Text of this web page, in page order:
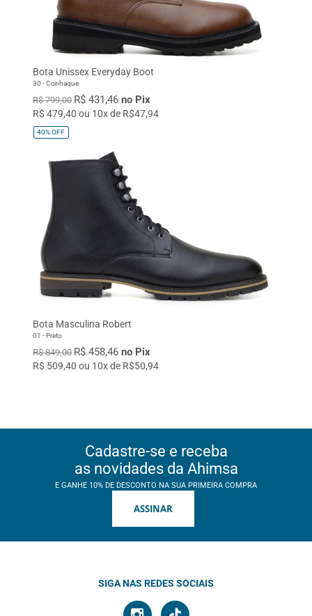
Bota Unissex Everyday Boot
30 - Conhaque
R$ 799,00 R$ 431,46 no Pix
R$ 479,40 ou 10x de R$47,94
40%OFF
Bota Masculina Robert
01 - Preto
R$ 849,00 R$ 458,46 no Pix
R$ 509,40 ou 10x de R$50,94
Cadastre-se e receba
as novidades da Ahimsa
E GANHE 10% DE DESCONTO NA SUA PRIMEIRA COMPRA
ASSINAR
SIGA NAS REDES SOCIAIS